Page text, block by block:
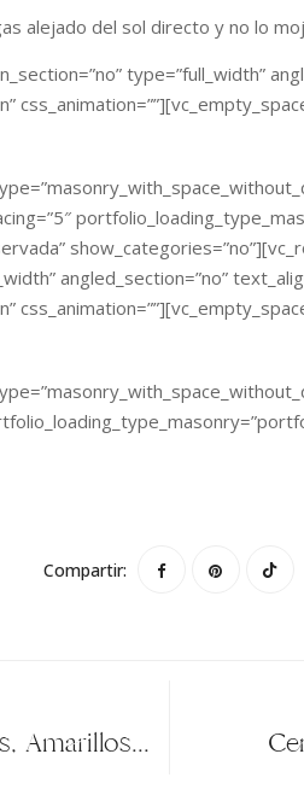
alejado del sol directo y no lo
type=”full_width”
angled_section=”no”
Compartir:
Bouquet En Tonos Variados Blancos, Amarillos Y Rosados